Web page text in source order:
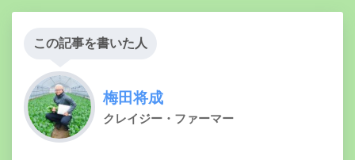
この記事を書いた人
梅田将成
クレイジー・ファーマー